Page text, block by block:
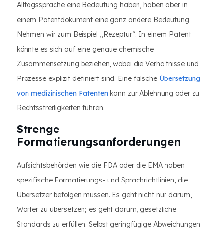
Alltagssprache eine Bedeutung haben, haben aber in
einem Patentdokument eine ganz andere Bedeutung.
Nehmen wir zum Beispiel „Rezeptur“. In einem Patent
könnte es sich auf eine genaue chemische
Zusammensetzung beziehen, wobei die Verhältnisse und
Prozesse explizit definiert sind. Eine falsche Übersetzung
von medizinischen Patenten kann zur Ablehnung oder zu
Rechtsstreitigkeiten führen.
Strenge
Formatierungsanforderungen
Aufsichtsbehörden wie die FDA oder die EMA haben
spezifische Formatierungs- und Sprachrichtlinien, die
Übersetzer befolgen müssen. Es geht nicht nur darum,
Wörter zu übersetzen; es geht darum, gesetzliche
Standards zu erfüllen. Selbst geringfügige Abweichungen